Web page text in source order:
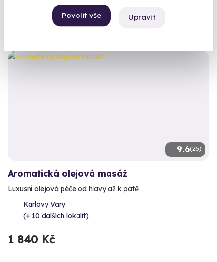
Povolit vše Upravit
1 840 Kč
9.6(25)
Aromatická olejová masáž
Luxusní olejová péče od hlavy až k patě.
Karlovy Vary
(+ 10 dalších lokalit)
1 840 Kč